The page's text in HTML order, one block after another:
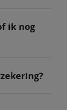
ik nog